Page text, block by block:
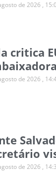
de 2026
critica
de 2026
de 2026